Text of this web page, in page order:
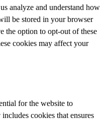
analyze and understand how
be stored in your browser
the option to opt-out of these
cookies may affect your
for the website to
cookies that ensures